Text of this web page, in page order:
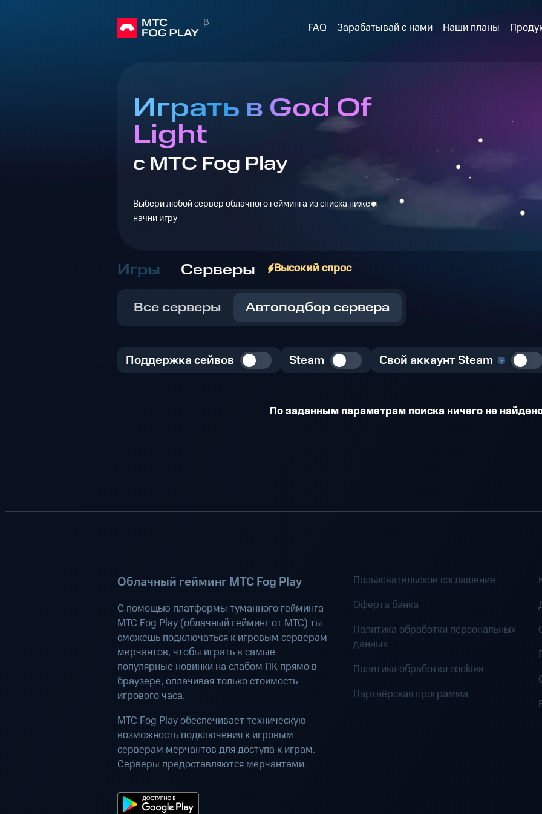
FAQ Зарабатывай с нами Наши планы
Играть в God Of
Light
с МТС Fog Play
Выбери любой сервер облачного гейминга из списка ниже и
начни игру
Игры Серверы Высокий спрос
Все серверы Автоподбор сервера
Поддержка сейвов Steam Свой аккаунт Steam
По заданным параметрам поиска ничего не
Облачный гейминг МТС Fog Play
С помощью платформы туманного гейминга
МТС Fog Play (облачный гейминг от МТС) ты
сможешь подключаться к игровым серверам
мерчантов, чтобы играть в самые
популярные новинки на слабом ПК прямо в
браузере, оплачивая только стоимость
игрового часа.
МТС Fog Play обеспечивает техническую
возможность подключения к игровым
серверам мерчантов для доступа к играм.
Серверы предоставляются мерчантами.
Пользовательское соглашение
Оферта банка
Политика обработки персональных
данных
Политика обработки cookies
Партнёрская программа